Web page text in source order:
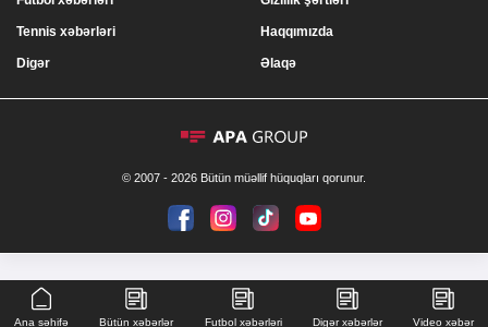
Tennis xəbərləri
Digər
Haqqımızda
Əlaqə
© 2007 - 2026 Bütün müəllif hüquqları qorunur.
Ana səhifə Bütün xəbərlər Futbol xəbərləri Digər xəbərlər Video xəbər